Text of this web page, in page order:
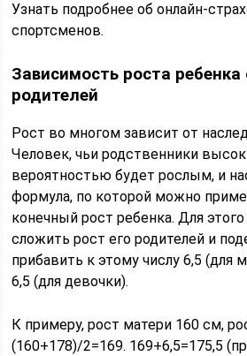
Узнать подробнее об онлайн-
спортсменов.
Зависимость роста ребенка
родителей
Рост во многом зависит от
Человек, чьи родственники
вероятностью будет рослым, и
формула, по которой можно
конечный рост ребенка. Для
сложить рост его родителей и
прибавить к этому числу 6,5 (для
6,5 (для девочки).
К примеру, рост матери 160 см,
(160+178)/2=169. 169+6,5=175,5